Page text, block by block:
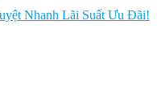
Nhanh Lãi Suất Ưu Đãi!